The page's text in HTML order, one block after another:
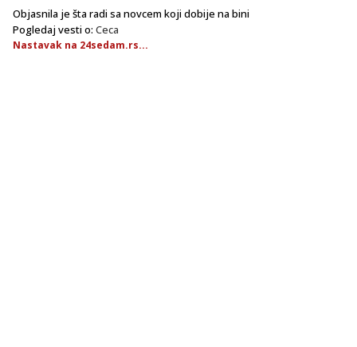
Objasnila je šta radi sa novcem koji dobije na bini
Pogledaj vesti o: Ceca
Nastavak na 24sedam.rs...